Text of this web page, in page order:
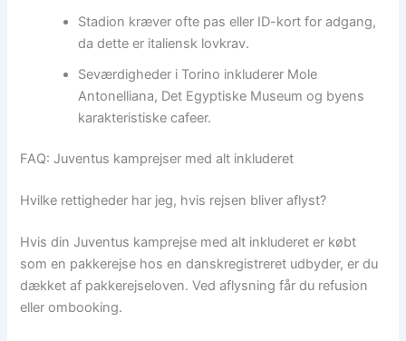
Stadion kræver ofte pas eller ID-kort for adgang,
da dette er italiensk lovkrav.
Seværdigheder i Torino inkluderer Mole
Antonelliana, Det Egyptiske Museum og byens
karakteristiske cafeer.
FAQ: Juventus kamprejser med alt inkluderet
Hvilke rettigheder har jeg, hvis rejsen bliver aflyst?
Hvis din Juventus kamprejse med alt inkluderet er købt
som en pakkerejse hos en danskregistreret udbyder, er du
dækket af pakkerejseloven. Ved aflysning får du refusion
eller ombooking.